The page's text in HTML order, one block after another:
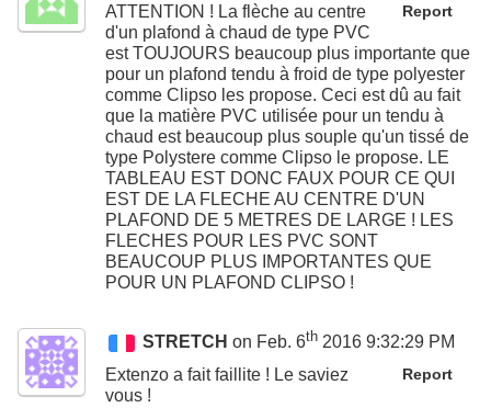
Report
ATTENTION ! La flèche au centre
d'un plafond à chaud de type PVC
est TOUJOURS beaucoup plus importante que
pour un plafond tendu à froid de type polyester
comme Clipso les propose. Ceci est dû au fait
que la matière PVC utilisée pour un tendu à
chaud est beaucoup plus souple qu'un tissé de
type Polystere comme Clipso le propose. LE
TABLEAU EST DONC FAUX POUR CE QUI
EST DE LA FLECHE AU CENTRE D'UN
PLAFOND DE 5 METRES DE LARGE ! LES
FLECHES POUR LES PVC SONT
BEAUCOUP PLUS IMPORTANTES QUE
POUR UN PLAFOND CLIPSO !
STRETCH on Feb. 6th 2016 9:32:29 PM
Report
Extenzo a fait faillite ! Le saviez
vous !